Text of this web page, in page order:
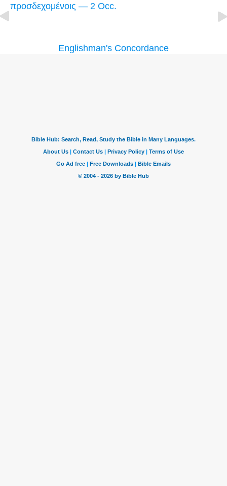
προσδεχομένοις — 2 Occ.
Englishman's Concordance